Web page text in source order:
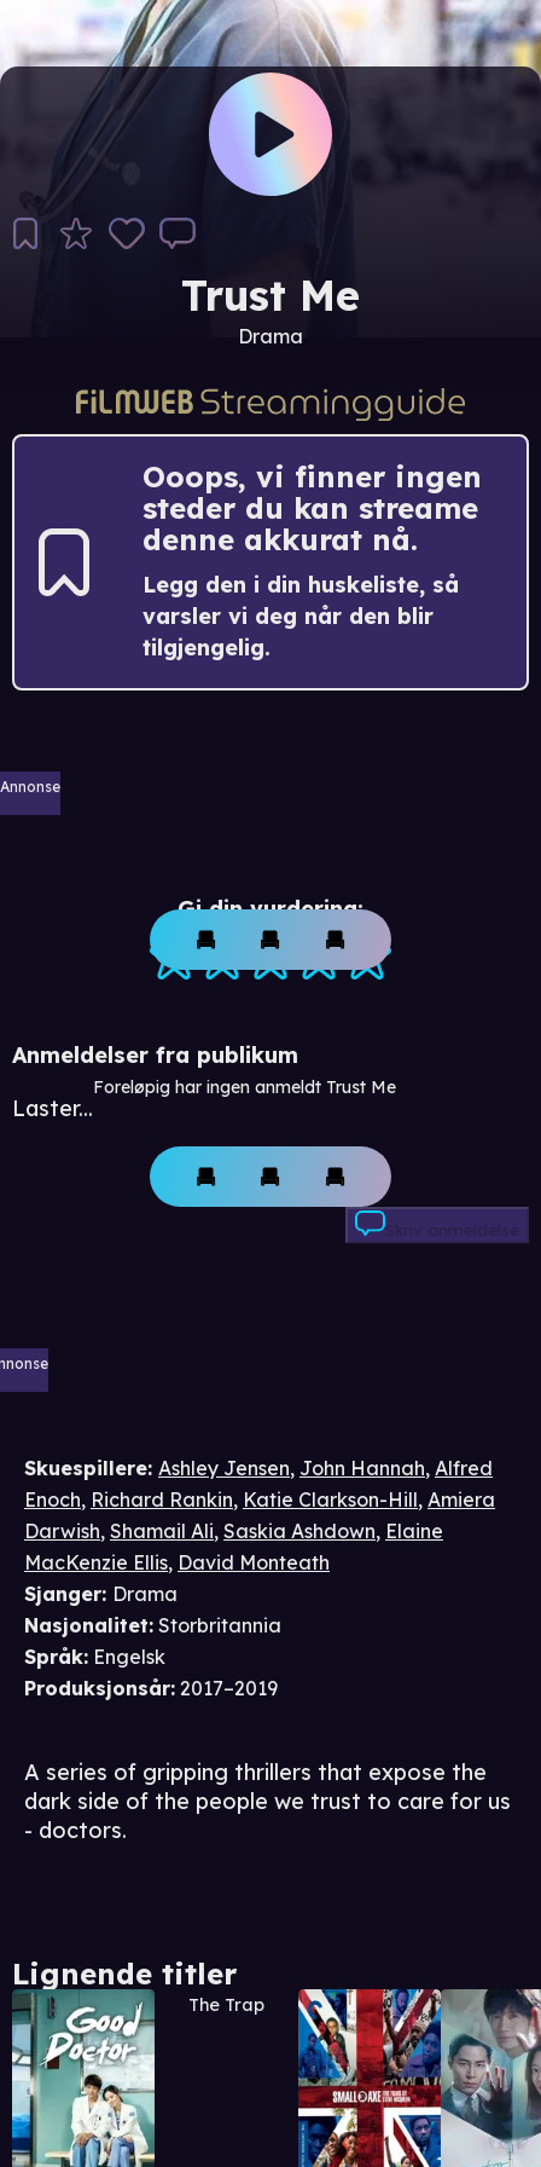
Trust Me
Drama
Ooops, vi finner ingen
steder du kan streame
denne akkurat nå.
Legg den i din huskeliste, så
varsler vi deg når den blir
tilgjengelig.
Annonse
Gi din vurdering:
Anmeldelser fra publikum
Laster...
Foreløpig har ingen anmeldt Trust Me
Skriv anmeldelse
Skuespillere: Ashley Jensen, John Hannah, Alfred
Enoch, Richard Rankin, Katie Clarkson-Hill, Amiera
Darwish, Shamail Ali, Saskia Ashdown, Elaine
MacKenzie Ellis, David Monteath
Sjanger: Drama
Nasjonalitet: Storbritannia
Språk: Engelsk
Produksjonsår: 2017–2019
A series of gripping thrillers that expose the
dark side of the people we trust to care for us
- doctors.
Lignende titler
The Trap